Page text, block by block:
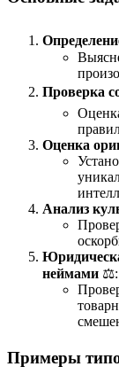
Проверка
Оценка
Анализ
неймами ⚖️:
Примеры